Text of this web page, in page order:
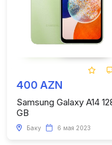
400 AZN
Samsung Galaxy A14
GB
Баку 6 мая 2023